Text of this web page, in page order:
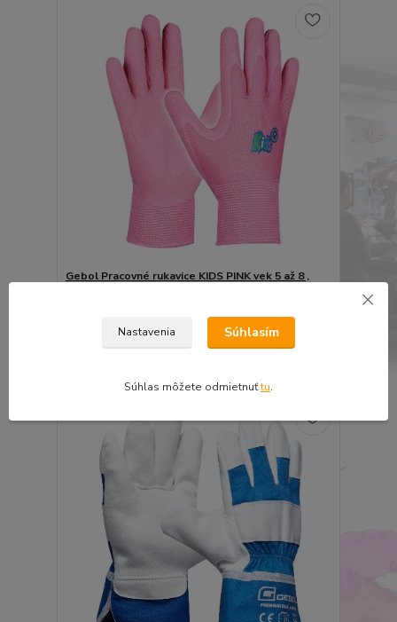
Gebol Pracovné rukavice KIDS PINK vek 5 až 8 ,
bez DPH
Pridať do košíka
Nastavenia Súhlasím
Súhlas môžete odmietnuťtu.